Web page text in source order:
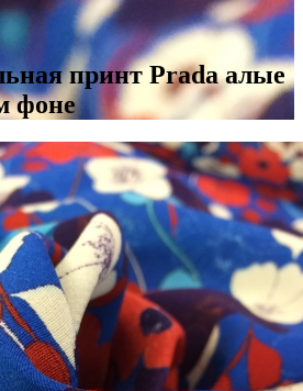
принт Prada алые
фоне